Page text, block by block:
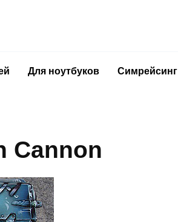
Для ноутбуков Симрейсинг
Cannon